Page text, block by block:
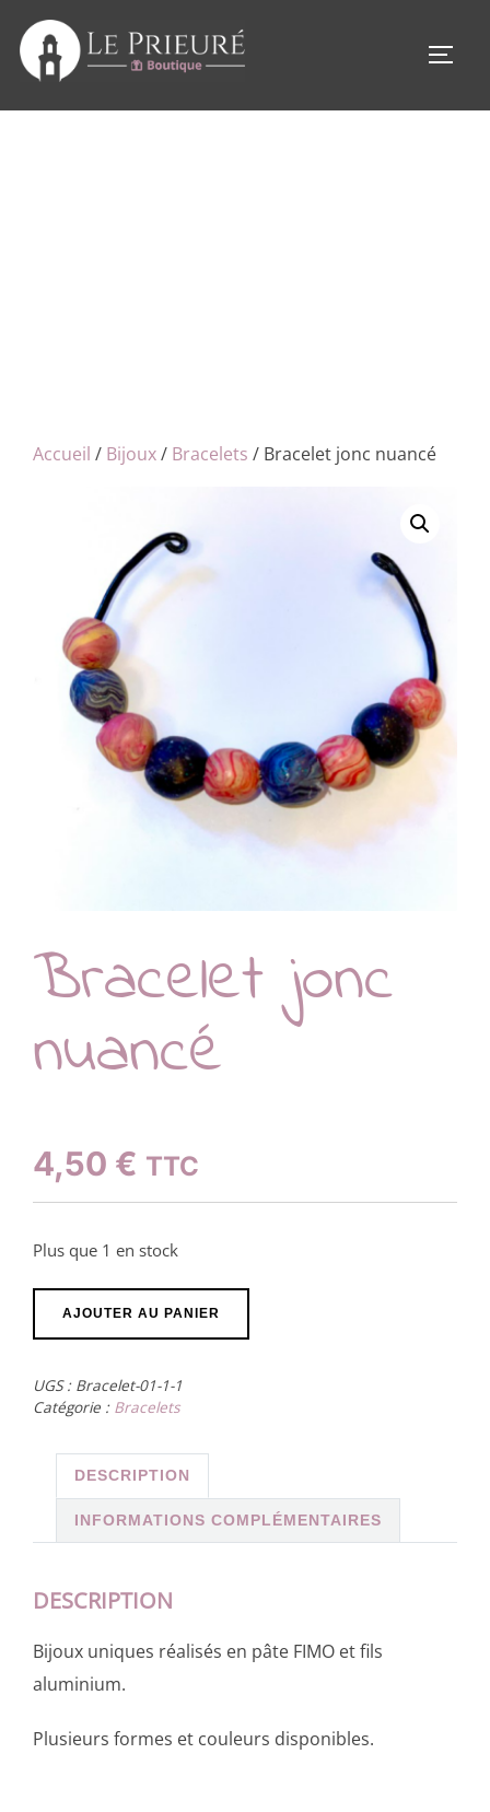
contenu
Accueil / Bijoux/ Bracelets / Bracelet jonc nuancé
Bracelet jonc
nuancé
4,50 € TTC
Plus que 1 en stock
quantité
de
jonc
nuancé
AJOUTER AU PANIER
UGS : Bracelet-01-1-1
Catégorie : Bracelets
DESCRIPTION
INFORMATIONS COMPLÉMENTAIRES
DESCRIPTION
Bijoux uniques réalisés en pâte FIMO et fils
aluminium.
Plusieurs formes et couleurs disponibles.